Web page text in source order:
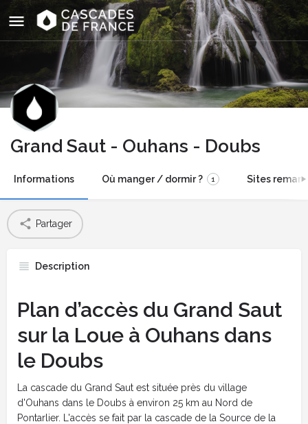
Grand Saut - Ouhans - Doubs
Informations Où manger / dormir ? 1 Sites
Partager
Description
Plan d’accès du Grand Saut
sur la Loue à Ouhans dans
le Doubs
La cascade du Grand Saut est située près du village
d'Ouhans dans le Doubs à environ 25 km au Nord de
Pontarlier. L'accès se fait par la cascade de la Source de la